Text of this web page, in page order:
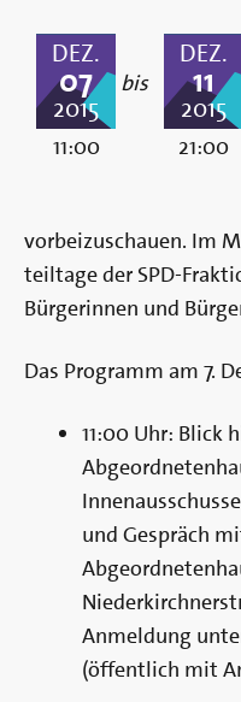
DEZ.
07
2015
11:00
bis
DEZ.
11
2015
21:00
vor­­bei­­zu­­schauen. Im
teil­­tage der SPD-
Bür­ge­­rinnen und
Das Programm am 7.
11:00 Uhr: Blick
und Gespräch
Anmeldung
(öffentlich mit